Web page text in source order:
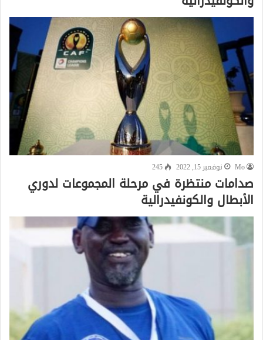
Mo نوفمبر 15, 2022 245
صدامات منتظرة في مرحلة المجموعات لدوري
الأبطال والكونفيدرالية